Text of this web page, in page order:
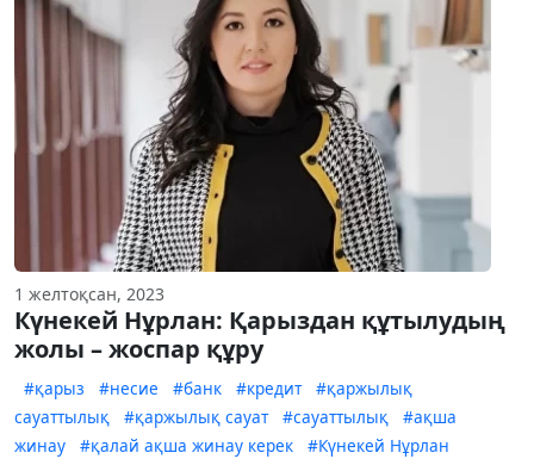
1 желтоқсан, 2023
Күнекей Нұрлан: Қарыздан құтылудың
жолы – жоспар құру
#қарыз #несие #банк #кредит
#қаржылық
сауаттылық
#қаржылық сауат #сауаттылық
#ақша
жинау
#қалай ақша жинау керек
#Күнекей Нұрлан